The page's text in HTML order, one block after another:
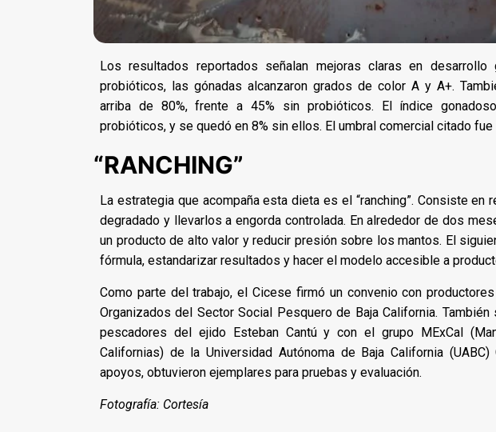
Los resultados reportados señalan mejoras claras en desarrollo
probióticos, las gónadas alcanzaron grados de color A y A+.
arriba de 80%, frente a 45% sin probióticos. El índice
probióticos, y se quedó en 8% sin ellos. El umbral comercial citado fue
“RANCHING”
La estrategia que acompaña esta dieta es el “ranching”. Consiste
degradado y llevarlos a engorda controlada. En alrededor de dos
un producto de alto valor y reducir presión sobre los mantos. El
fórmula, estandarizar resultados y hacer el modelo accesible a
Como parte del trabajo, el Cicese firmó un convenio con
Organizados del Sector Social Pesquero de Baja California.
pescadores del ejido Esteban Cantú y con el grupo MExCal
Californias) de la Universidad Autónoma de Baja California (UABC)
apoyos, obtuvieron ejemplares para pruebas y evaluación.
Fotografía: Cortesía